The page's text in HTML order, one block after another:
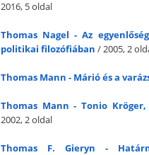
2016, 5 oldal
Thomas Nagel - Az
politikai filozófiában / 2005, 2
Thomas Mann - Márió és a
Thomas Mann - Tonio
2002, 2 oldal
Thomas F. Gieryn -